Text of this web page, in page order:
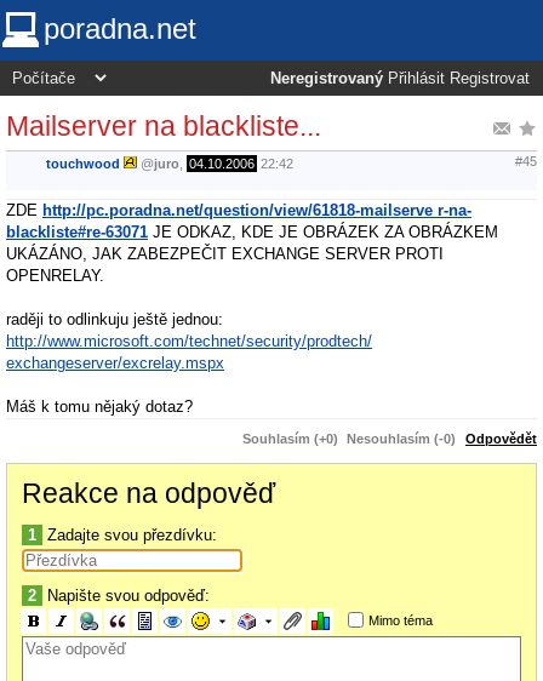
poradna.net
Neregistrovaný Přihlásit Registrovat
Mailserver na blackliste...
touchwood @juro 04.10.2006 22:42 #45
ZDE http://pc.poradna.net/question/view/61818-mailserve r-na-
blackliste#re-63071 JE ODKAZ, KDE JE OBRÁZEK ZA OBRÁZKEM
UKÁZÁNO, JAK ZABEZPEČIT EXCHANGE SERVER PROTI
OPENRELAY.
raději to odlinkuju ještě jednou:
http://www.microsoft.com/technet/security/prodtech/
exchangeserver/excrelay.mspx
Máš k tomu nějaký dotaz?
Souhlasím (+0) Nesouhlasím (-0) Odpovědět
Reakce na odpověď
1 Zadajte svou přezdívku:
2 Napište svou odpověď:
Mimo téma